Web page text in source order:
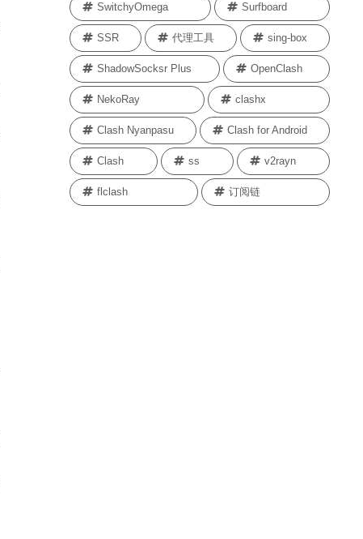
SwitchyOmega Surfboard
SSR 代理工具 sing-box
ShadowSocksr Plus OpenClash
NekoRay clashx
Clash Nyanpasu Clash for Android
Clash ss v2rayn
flclash 订阅链